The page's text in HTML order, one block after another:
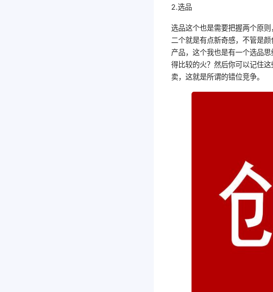
2.选品
选品这个也是需要把握两个原
二个就是有点新奇感，不管是
产品，这个我也是有一个选品
得比较的火？然后你可以记住
卖，这就是所谓的错位竞争。